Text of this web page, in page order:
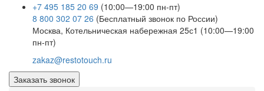
+7 495 185 20 69 (10:00—19:00 пн-пт)
8 800 302 07 26 (Бесплатный звонок по России)
Москва, Котельническая набережная 25с1 (10:00—19:00
пн-пт)
zakaz@restotouch.ru
Заказать звонок